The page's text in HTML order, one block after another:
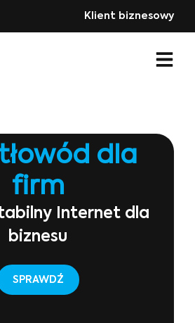
Klient biznesowy
dla
firm
Internet dla
biznesu
SPRAWDŹ